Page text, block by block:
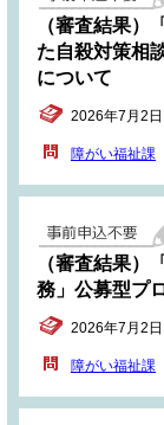
（審査結果
た自殺対策相
について
2026年7月2日
障がい福祉課
（審査結果
務」公募型プ
2026年7月2日
障がい福祉課